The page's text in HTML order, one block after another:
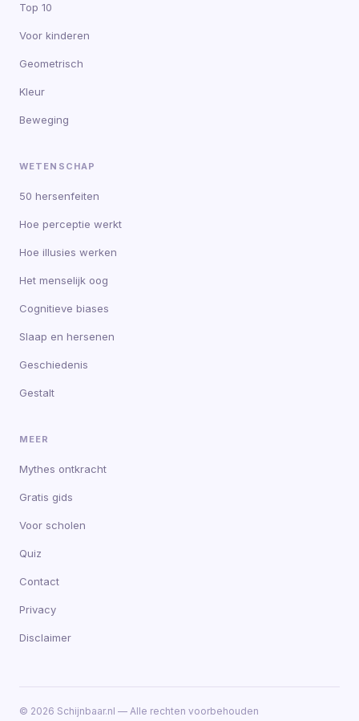
Top 10
Voor kinderen
Geometrisch
Kleur
Beweging
WETENSCHAP
50 hersenfeiten
Hoe perceptie werkt
Hoe illusies werken
Het menselijk oog
Cognitieve biases
Slaap en hersenen
Geschiedenis
Gestalt
MEER
Mythes ontkracht
Gratis gids
Voor scholen
Quiz
Contact
Privacy
Disclaimer
© 2026 Schijnbaar.nl — Alle rechten voorbehouden